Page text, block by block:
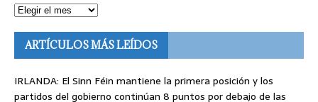
ARTÍCULOS MÁS LEÍDOS
IRLANDA: El Sinn Féin mantiene la primera posición y los
partidos del gobierno continúan 8 puntos por debajo de las